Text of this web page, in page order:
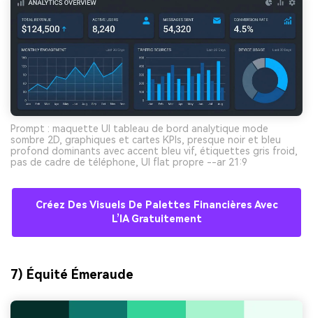
Prompt : maquette UI tableau de bord analytique mode
sombre 2D, graphiques et cartes KPIs, presque noir et bleu
profond dominants avec accent bleu vif, étiquettes gris froid,
pas de cadre de téléphone, UI flat propre --ar 21:9
Créez Des Visuels De Palettes Financières Avec
L’IA Gratuitement
7) Équité Émeraude